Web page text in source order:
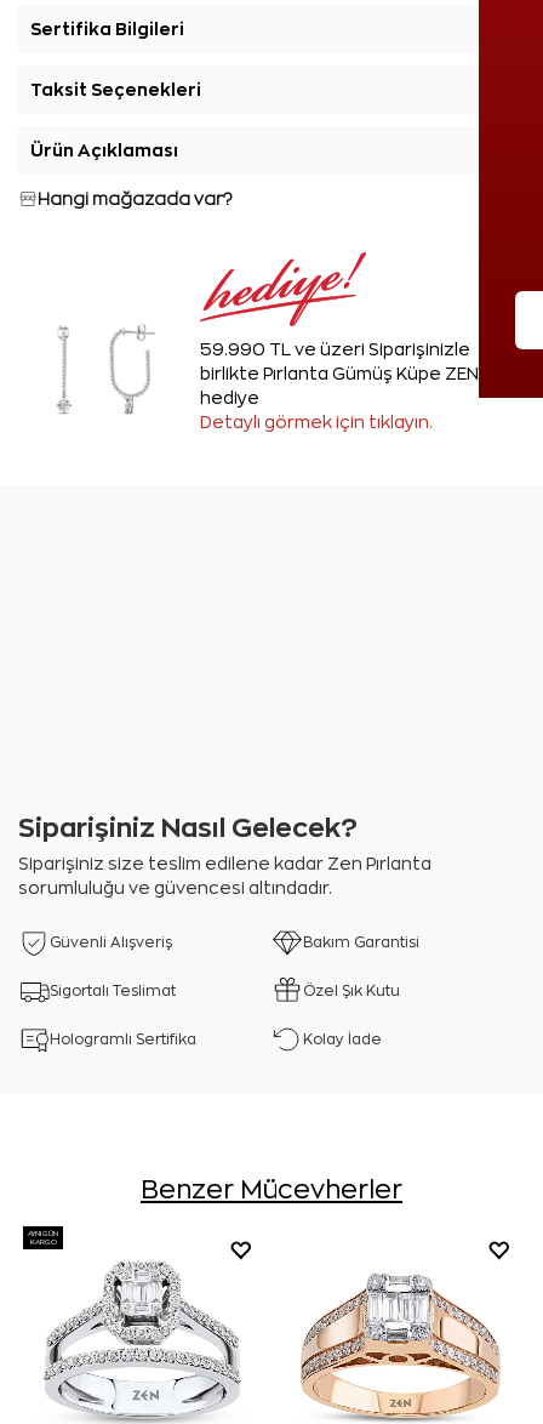
Sertifika Bilgileri
Taksit Seçenekleri
Ürün Açıklaması
Hangi mağazada var?
59.990 TL ve üzeri Siparişinizle
birlikte Pırlanta Gümüş Küpe ZEN'den
hediye
Detaylı görmek için tıklayın.
Siparişiniz Nasıl Gelecek?
Siparişiniz size teslim edilene kadar Zen Pırlanta
sorumluluğu ve güvencesi altındadır.
Güvenli Alışveriş Bakım Garantisi
Sigortalı Teslimat Özel Şık Kutu
Hologramlı Sertifika Kolay İade
Benzer Mücevherler
AYNI GÜN
KARGO